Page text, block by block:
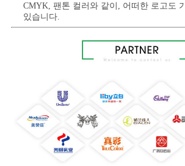
CMYK, 팬톤 컬러와 같이, 어떠한 로고도
있습니다.